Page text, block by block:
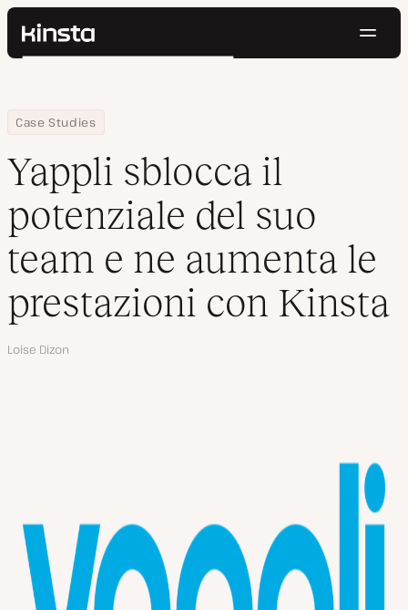
Kinsta®
Prezzi
Contatti
Cerca
Home
Azienda
Case Studies
Yappli sblocca il potenziale del suo team e ne aumenta le
Yappli sblocca il
potenziale del suo
team e ne aumenta le
prestazioni con Kinsta
Autore
Loise Dizon